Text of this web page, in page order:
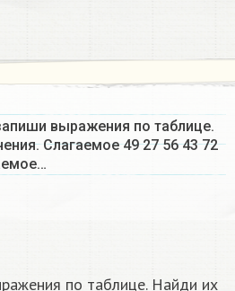
выражения по таблице.
Слагаемое 49 27 56 43 72
по таблице. Найди их